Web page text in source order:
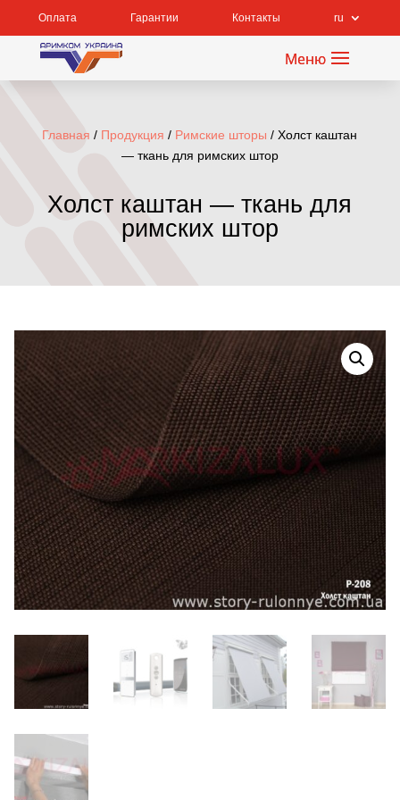
Оплата Гарантии Контакты ru
Главная / Продукция / Римские шторы / Холст каштан
— ткань для римских штор
Холст каштан — ткань для
римских штор